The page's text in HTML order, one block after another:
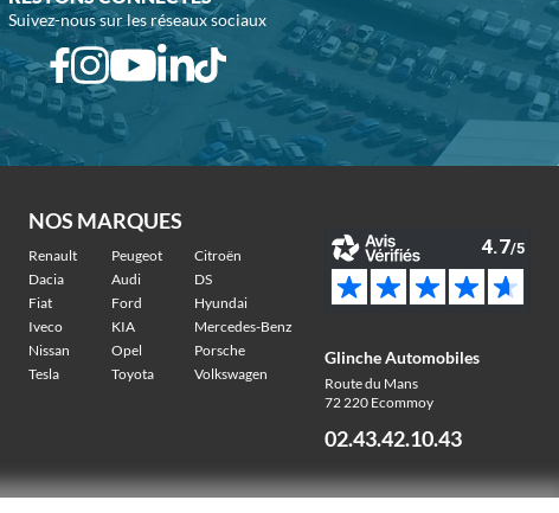
Suivez-nous sur les réseaux sociaux
NOS MARQUES
Renault Peugeot
Citroën
Dacia
Audi
DS
Fiat
Ford
Hyundai
Iveco
KIA
Mercedes-Benz
Nissan
Opel
Porsche
Tesla
Toyota Volkswagen
Glinche Automobiles
Route du Mans
72 220 Ecommoy
02.43.42.10.43